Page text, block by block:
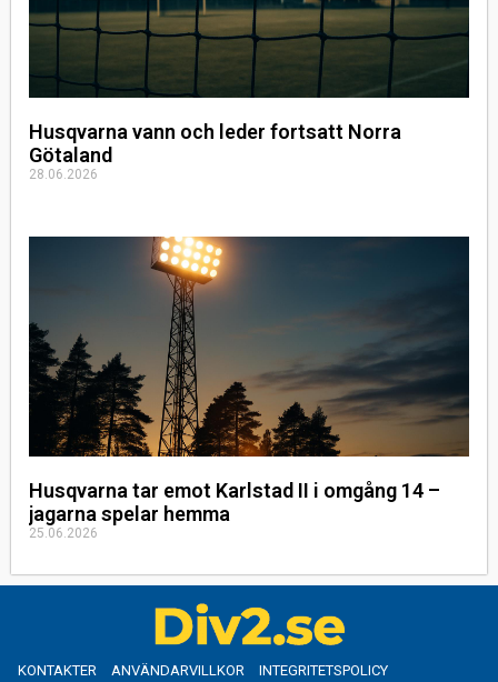
Husqvarna vann och leder fortsatt Norra
Götaland
28.06.2026
Husqvarna tar emot Karlstad II i omgång 14 –
jagarna spelar hemma
25.06.2026
KONTAKTER ANVÄNDARVILLKOR INTEGRITETSPOLICY